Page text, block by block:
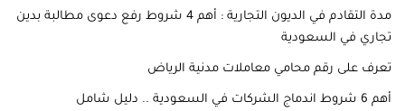
مدة التقادم في الديون التجارية : أهم 4 شروط رفع دعوى مطالبة بدين
تجاري في السعودية
تعرف على رقم محامي معاملات مدنية الرياض
أهم 6 شروط اندماج الشركات في السعودية .. دليل شامل